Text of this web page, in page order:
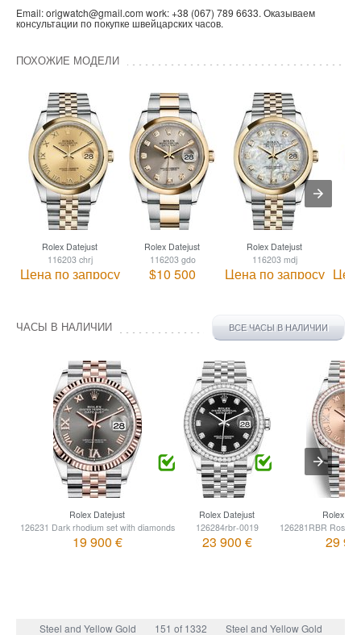
Email: origwatch@gmail.com work: +38 (067) 789 6633. Оказываем
консультации по покупке швейцарских часов.
ПОХОЖИЕ МОДЕЛИ
Rolex Datejust
116203 chrj
Цена по запросу
Rolex Datejust
116203 gdo
$10 500
Rolex Datejust
116203 mdj
Цена по запросу
ЧАСЫ В НАЛИЧИИ ВСЕ ЧАСЫ В НАЛИЧИИ
Rolex Datejust
126231 Dark rhodium set with diamonds
19 900 €
Rolex Datejust
126284rbr-0019
23 900 €
Rolex
126281RBR Rose
29
Steel and Yellow Gold 151 of 1332 Steel and Yellow Gold